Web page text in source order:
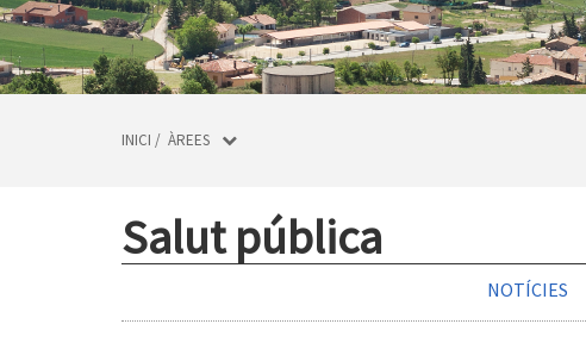
INICI / ÀREES
Salut pública
NOTÍCIES